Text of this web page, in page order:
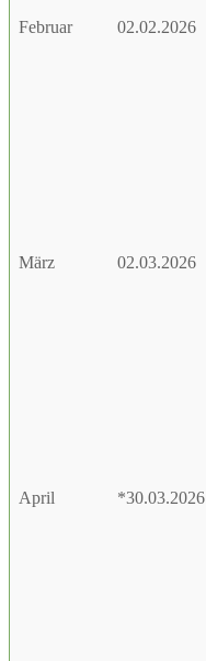
Februar
02.02.2026
März
02.03.2026
April
*30.03.2026